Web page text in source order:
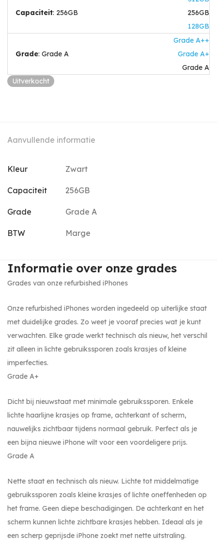
Capaciteit: 256GB
256GB
128GB
Grade: Grade A
Grade A++
Grade A+
Grade A
Uitverkocht
Aanvullende informatie
Kleur Zwart
Capaciteit 256GB
Grade Grade A
BTW Marge
Informatie over onze grades
Grades van onze refurbished iPhones
Onze refurbished iPhones worden ingedeeld op uiterlijke staat
met duidelijke grades. Zo weet je vooraf precies wat je kunt
verwachten. Elke grade werkt technisch als nieuw, het verschil
zit alleen in lichte gebruikssporen zoals krasjes of kleine
imperfecties.
Grade A+
Dicht bij nieuwstaat met minimale gebruikssporen. Enkele
lichte haarlijne krasjes op frame, achterkant of scherm,
nauwelijks zichtbaar tijdens normaal gebruik. Perfect als je
een bijna nieuwe iPhone wilt voor een voordeligere prijs.
Grade A
Nette staat en technisch als nieuw. Lichte tot middelmatige
gebruikssporen zoals kleine krasjes of lichte oneffenheden op
het frame. Geen diepe beschadigingen. De achterkant en het
scherm kunnen lichte zichtbare krasjes hebben. Ideaal als je
een scherp geprijsde iPhone zoekt met nette uitstraling.